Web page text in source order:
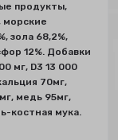
продукты,
морские
зола 68,2%,
12%. Добавки
мг, D3 13 000
70мг,
медь 95мг,
костная мука.